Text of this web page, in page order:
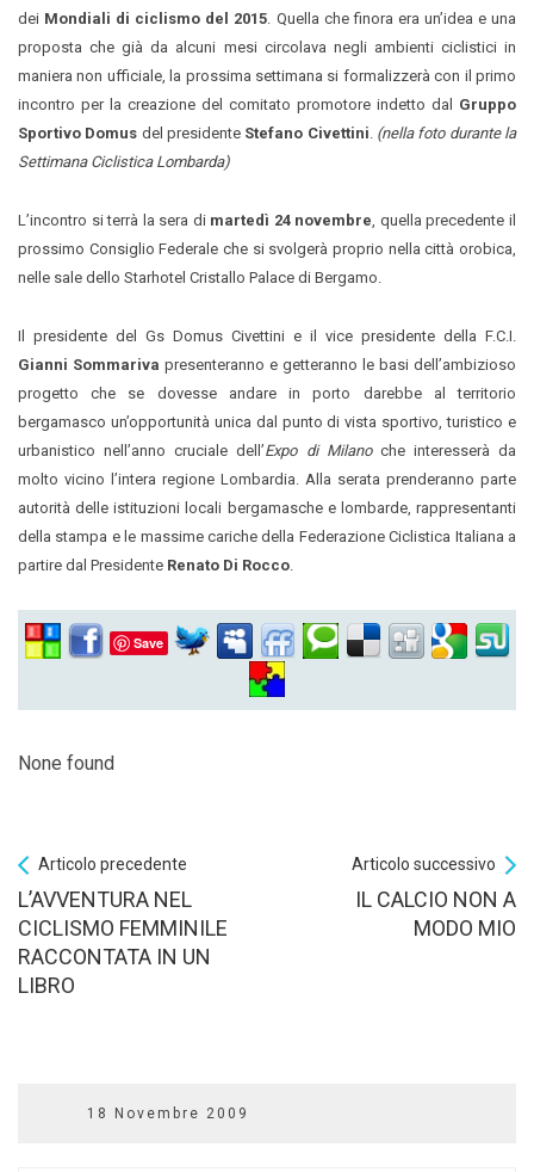
dei Mondiali di ciclismo del 2015 . Quella che finora era un’idea e una
proposta che già da alcuni mesi circolava negli ambienti ciclistici in
maniera non ufficiale, la prossima settimana si formalizzerà con il primo
incontro per la creazione del comitato promotore indetto dal Gruppo
Sportivo Domus del presidente Stefano Civettini (nella foto durante la
Settimana Ciclistica Lombarda)
L’incontro si terrà la sera di martedì 24 novembre , quella precedente il
prossimo Consiglio Federale che si svolgerà proprio nella città orobica,
nelle sale dello Starhotel Cristallo Palace di Bergamo.
Il presidente del Gs Domus Civettini e il vice presidente della F.C.I.
Gianni Sommariva presenteranno e getteranno le basi dell’ambizioso
progetto che se dovesse andare in porto darebbe al territorio
bergamasco un’opportunità unica dal punto di vista sportivo, turistico e
urbanistico nell’anno cruciale dell’Expo di Milanoche interesserà da
molto vicino l’intera regione Lombardia. Alla serata prenderanno parte
autorità delle istituzioni locali bergamasche e lombarde, rappresentanti
della stampa e le massime cariche della Federazione Ciclistica Italiana a
partire dal Presidente Renato Di Rocco
Save
None found
Articolo precedente
L’AVVENTURA NEL
CICLISMO FEMMINILE
RACCONTATA IN UN
LIBRO
Articolo successivo
IL CALCIO NON A
MODO MIO
18 Novembre 2009